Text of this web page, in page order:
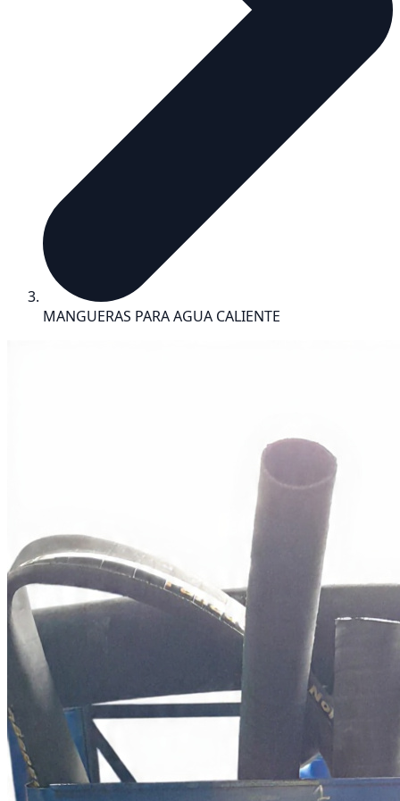
MANGUERAS PARA AGUA CALIENTE